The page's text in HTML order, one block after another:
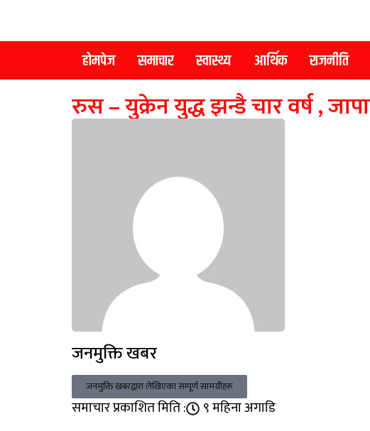
होमपेज समाचार स्वास्थ्य आर्थिक राजनीति
रुस – युक्रेन युद्ध झन्डै चार वर्ष ,
जनमुक्ति खबर
जनमुक्ति खबरद्वारा लेखिएका सम्पूर्ण सामग्रीहरू
समाचार प्रकाशित मिति : ९ महिना अगाडि